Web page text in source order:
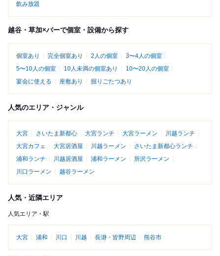
飲み放題
越谷・草加×バーで個室・設備から探す
個室あり 完全個室あり 2人の個室
3〜4人の個室
5〜10人の個室
10人未満の個室あり
10〜20人の個室
宴会に使える
座敷あり 掘りごたつあり
人気のエリア・ジャンル
大宮 さいたま新都心 大宮ランチ 大宮ラーメン
川越ランチ
大宮カフェ
大宮居酒屋 川越ラーメン
さいたま新都心ランチ
浦和ランチ
川越居酒屋 浦和ラーメン
所沢ラーメン
川口ラーメン
越谷ラーメン
人気・近隣エリア
人気エリア・駅
大宮 浦和 川口 川越 長瀞・皆野周辺 熊谷市